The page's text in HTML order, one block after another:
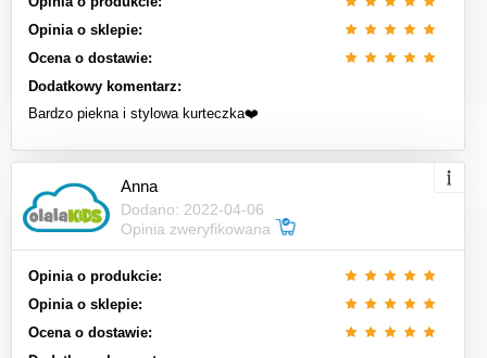
Opinia o sklepie:
Ocena o dostawie:
Dodatkowy komentarz:
Bardzo piekna i stylowa kurteczka❤️
Anna
Dodano: 2022-04-06
Opinia zweryfikowana
Opinia o produkcie:
Opinia o sklepie:
Ocena o dostawie: